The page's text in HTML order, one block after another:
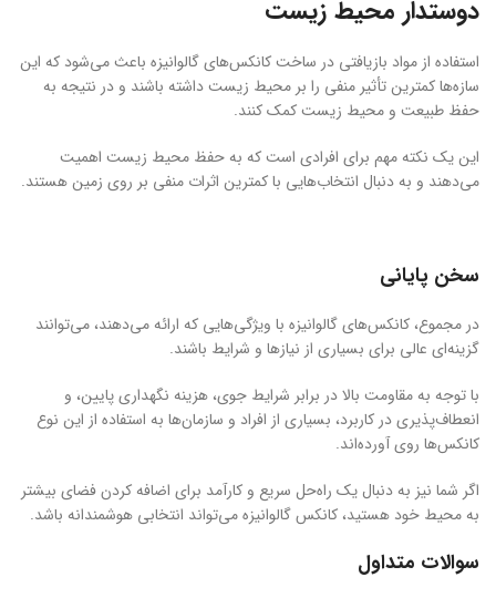
دوستدار محیط زیست
استفاده از مواد بازیافتی در ساخت کانکس‌های گالوانیزه باعث می‌شود که این
سازه‌ها کمترین تأثیر منفی را بر محیط زیست داشته باشند و در نتیجه به
حفظ طبیعت و محیط زیست کمک کنند.
این یک نکته مهم برای افرادی است که به حفظ محیط زیست اهمیت
می‌دهند و به دنبال انتخاب‌هایی با کمترین اثرات منفی بر روی زمین هستند.
سخن پایانی
در مجموع، کانکس‌های گالوانیزه با ویژگی‌هایی که ارائه می‌دهند، می‌توانند
گزینه‌ای عالی برای بسیاری از نیازها و شرایط باشند.
با توجه به مقاومت بالا در برابر شرایط جوی، هزینه نگهداری پایین، و
انعطاف‌پذیری در کاربرد، بسیاری از افراد و سازمان‌ها به استفاده از این نوع
کانکس‌ها روی آورده‌اند.
اگر شما نیز به دنبال یک راه‌حل سریع و کارآمد برای اضافه کردن فضای بیشتر
به محیط خود هستید، کانکس گالوانیزه می‌تواند انتخابی هوشمندانه باشد.
سوالات متداول